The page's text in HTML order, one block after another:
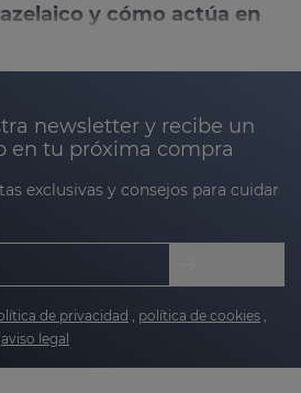
y cómo actúa en
uningrediente de origen
rojeces, ardor y sensación
suave
newsletter y recibe un
en tu próxima compra
exclusivas y consejos para cuidar
de privacidad política de cookies
aviso legal